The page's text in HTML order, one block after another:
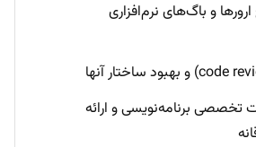
و باگ‌های نرم‌افزاری
تخصصی برنامه‌نویسی و ارائه